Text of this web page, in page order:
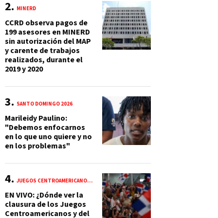
MINERD
CCRD observa pagos de
199 asesores en MINERD
sin autorización del MAP
y carente de trabajos
realizados, durante el
2019 y 2020
SANTO DOMINGO 2026
Marileidy Paulino:
"Debemos enfocarnos
en lo que uno quiere y no
en los problemas"
JUEGOS CENTROAMERICANOS Y DEL CARIBE 2026
EN VIVO: ¿Dónde ver la
clausura de los Juegos
Centroamericanos y del